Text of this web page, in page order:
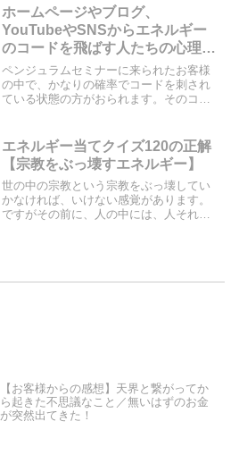
かありません。そこで、この３日間だ
け、当サイトでも半額...
ホームページやブログ、
YouTubeやSNSからエネルギー
のコードを飛ばす人たちの心理状
態
ペンジュラムセミナーに来られたお客様
の中で、かなりの確率でコードを刺され
ている状態の方がおられます。そのコー
ムページやブログやYouTubeの動画や
SNSがきっかけだった...
エネルギー当てクイズ120の正解
【宗教をぶっ壊すエネルギー】
世の中の宗教という宗教をぶっ壊してい
かなければ、いけない感覚があります。
ですがその前に、人の中には、人それぞ
【お客様からの感想】天界と繋がってか
ら起きた不思議なこと／無いはずのお金
が突然出てきた！